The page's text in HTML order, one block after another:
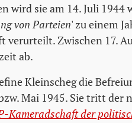
wird sie am 14. Juli 1944
von Parteien' zu einem
verurteilt. Zwischen 17.
ab.
Kleinscheg die
Mai 1945. Sie tritt der
Kameradschaft der